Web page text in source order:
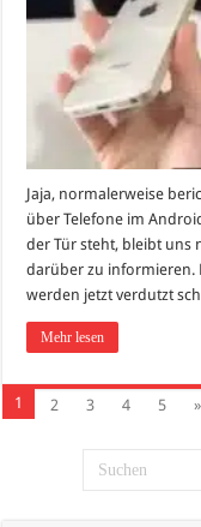
Jaja, normalerweise
über Telefone im
der Tür steht, bleibt uns
darüber zu informieren.
werden jetzt verdutzt
Mehr lesen
1 2 3 4 5 »